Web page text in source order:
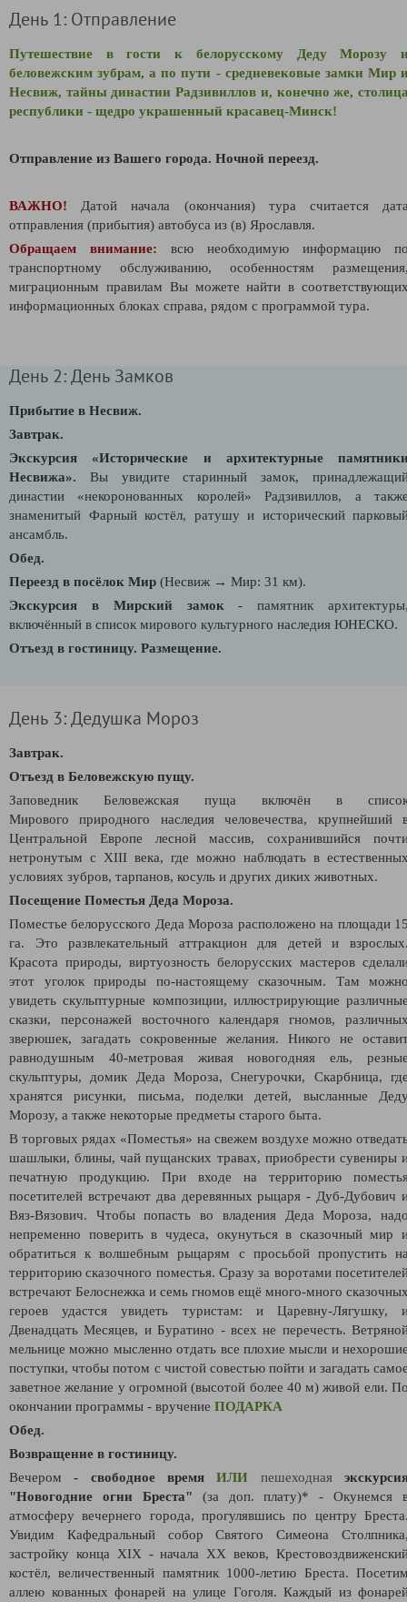
День 1: Отправление
Путешествие в гости к белорусскому Деду Морозу
беловежским зубрам, а по пути - средневековые замки Мир
Несвиж, тайны династии Радзивиллов и, конечно же,
республики - щедро украшенный красавец-Минск!
Отправление из Вашего города. Ночной переезд.
ВАЖНО! Датой начала (окончания) тура считается
отправления (прибытия) автобуса из (в) Ярославля.
Обращаем внимание: всю необходимую информацию
транспортному обслуживанию, особенностям
миграционным правилам Вы можете найти в
информационных блоках справа, рядом с программой тура.
День 2: День Замков
Прибытие в Несвиж.
Завтрак.
Экскурсия «Исторические и архитектурные
Несвижа». Вы увидите старинный замок,
династии «некоронованных королей» Радзивиллов, а
знаменитый Фарный костёл, ратушу и исторический
ансамбль.
Обед.
Переезд в посёлок Мир (Несвиж → Мир: 31 км).
Экскурсия в Мирский замок - памятник
включённый в список мирового культурного наследия ЮНЕСКО.
Отъезд в гостиницу. Размещение.
День 3: Дедушка Мороз
Завтрак.
Отъезд в Беловежскую пущу.
Заповедник Беловежская пуща включён в
Мирового природного наследия человечества, крупнейший
Центральной Европе лесной массив, сохранившийся
нетронутым с XIII века, где можно наблюдать в
условиях зубров, тарпанов, косуль и других диких животных.
Посещение Поместья Деда Мороза.
Поместье белорусского Деда Мороза расположено на площади
га. Это развлекательный аттракцион для детей и
Красота природы, виртуозность белорусских мастеров
этот уголок природы по-настоящему сказочным. Там
увидеть скульптурные композиции, иллюстрирующие
сказки, персонажей восточного календаря гномов,
зверюшек, загадать сокровенные желания. Никого не
равнодушным 40-метровая живая новогодняя ель,
скульптуры, домик Деда Мороза, Снегурочки, Скарбница,
хранятся рисунки, письма, поделки детей, высланные
Морозу, а также некоторые предметы старого быта.
В торговых рядах «Поместья» на свежем воздухе можно
шашлыки, блины, чай пущанских травах, приобрести сувениры
печатную продукцию. При входе на территорию
посетителей встречают два деревянных рыцаря - Дуб-Дубович
Вяз-Вязович. Чтобы попасть во владения Деда Мороза,
непременно поверить в чудеса, окунуться в сказочный мир
обратиться к волшебным рыцарям с просьбой пропустить
территорию сказочного поместья. Сразу за воротами
встречают Белоснежка и семь гномов ещё много-много
героев удастся увидеть туристам: и Царевну-Лягушку,
Двенадцать Месяцев, и Буратино - всех не перечесть.
мельнице можно мысленно отдать все плохие мысли и
поступки, чтобы потом с чистой совестью пойти и загадать
заветное желание у огромной (высотой более 40 м) живой ели.
окончании программы - вручение ПОДАРКА
Обед.
Возвращение в гостиницу.
Вечером- свободное времяИЛИ пешеходная
"Новогодние огни Бреста" (за доп. плату)* - Окунемся
атмосферу вечернего города, прогулявшись по центру
Увидим Кафедральный собор Святого Симеона
застройку конца XIX - начала XX веков,
костёл, величественный памятник 1000-летию Бреста.
аллею кованных фонарей на улице Гоголя. Каждый из